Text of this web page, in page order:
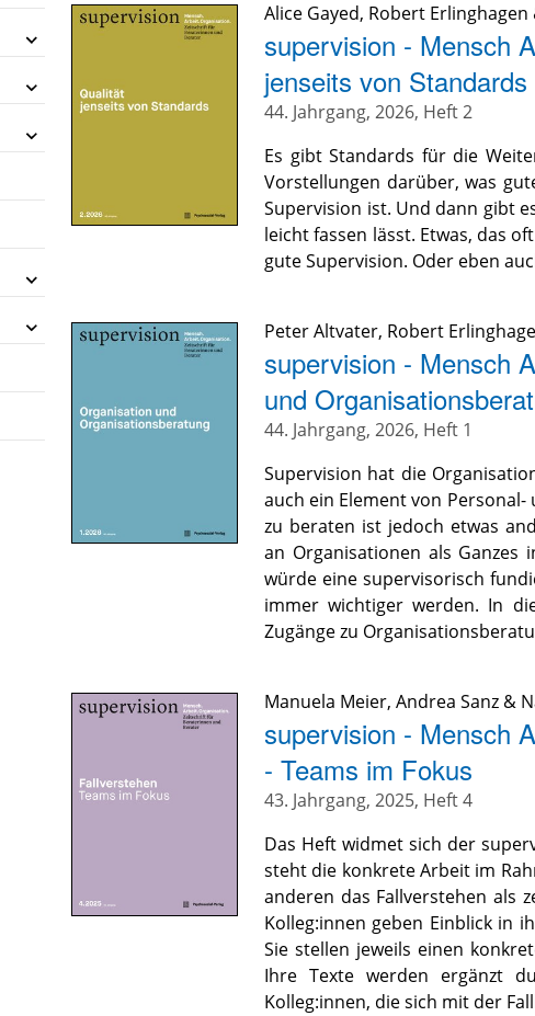
Alice Gayed, Robert Erlinghagen
supervision - Mensch
jenseits von Standards
44. Jahrgang, 2026, Heft 2
Es gibt Standards für die
Vorstellungen darüber, was
Supervision ist. Und dann gibt
leicht fassen lässt. Etwas, das
gute Supervision. Oder eben
Peter Altvater, Robert
supervision - Mensch
und
44. Jahrgang, 2026, Heft 1
Supervision hat die
auch ein Element von
zu beraten ist jedoch etwas
an Organisationen als Ganzes
würde eine supervisorisch
immer wichtiger werden. In
Zugänge zu
Manuela Meier, Andrea Sanz &
supervision - Mensch
- Teams im Fokus
43. Jahrgang, 2025, Heft 4
Das Heft widmet sich der
steht die konkrete Arbeit im
anderen das Fallverstehen als
Kolleg:innen geben Einblick in
Sie stellen jeweils einen
Ihre Texte werden ergänzt
Kolleg:innen, die sich mit der